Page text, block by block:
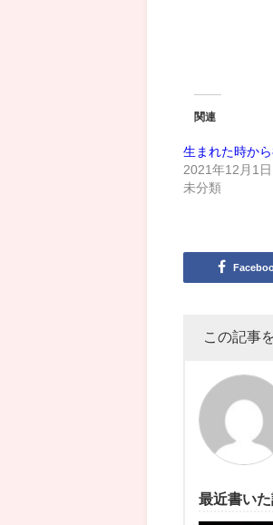
関連
生まれた時か
2021年12月1日
未分類
この記事
最近書い